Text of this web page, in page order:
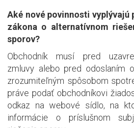
Aké nové povinnosti vyplývajú
zákona o alternatívnom
sporov?
Obchodník musí pred
zmluvy alebo pred odoslaním
zrozumiteľným spôsobom
práve podať obchodníkovi
odkaz na webové sídlo, na
informácie o príslušnom